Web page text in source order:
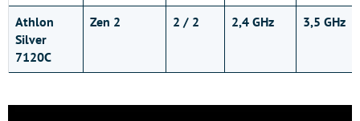
Athlon
Silver
7120C
Zen 2 2 / 2 2,4 GHz 3,5 GHz